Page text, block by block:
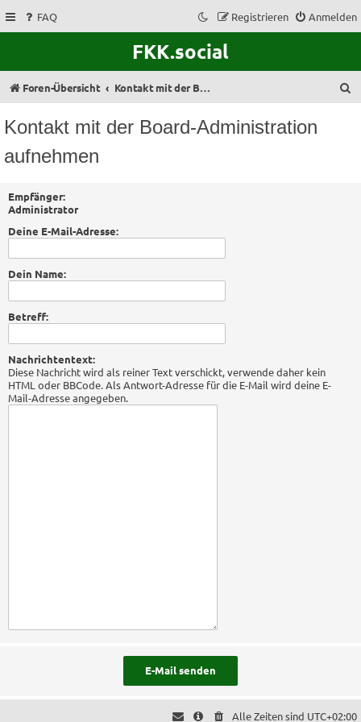
FAQ Anmelden
Registrieren
FKK.social
Foren-Übersicht Kontakt mit der Board-Administration aufnehmen
Kontakt mit der Board-Administration
aufnehmen
Empfänger:
Administrator
Deine E-Mail-Adresse:
Dein Name:
Betreff:
Nachrichtentext:
Diese Nachricht wird als reiner Text verschickt, verwende daher kein
HTML oder BBCode. Als Antwort-Adresse für die E-Mail wird deine E-
Mail-Adresse angegeben.
Alle Zeiten sind UTC+02:00